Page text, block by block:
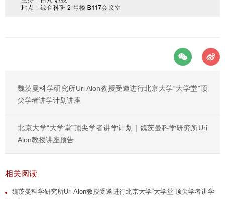
魏茨曼科学研究所Uri Alon教授受邀进行北京大学“大学堂”顶
尖学者讲学计划讲座
北京大学“大学堂”顶尖学者讲学计划｜魏茨曼科学研究所Uri
Alon教授讲座预告
相关阅读
魏茨曼科学研究所Uri Alon教授受邀进行北京大学“大学堂”顶尖学者讲学